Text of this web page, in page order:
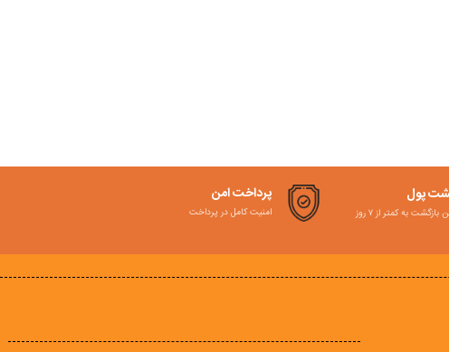
پول
به کمتر از ۷ روز
پرداخت امن
امنیت کامل در پرداخت